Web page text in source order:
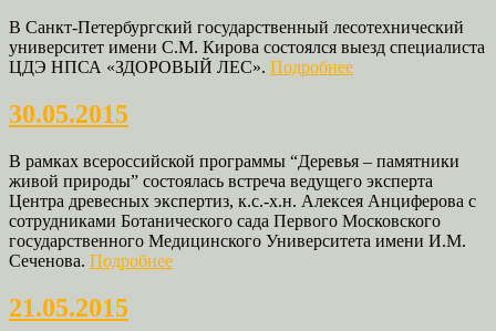
В Санкт-Петербургский государственный лесотехнический
университет имени С.М. Кирова состоялся выезд специалиста
ЦДЭ НПСА «ЗДОРОВЫЙ ЛЕС». Подробнее
30.05.2015
В рамках всероссийской программы “Деревья – памятники
живой природы” состоялась встреча ведущего эксперта
Центра древесных экспертиз, к.с.-х.н. Алексея Анциферова с
сотрудниками Ботанического сада Первого Московского
государственного Медицинского Университета имени И.М.
Сеченова. Подробнее
21.05.2015